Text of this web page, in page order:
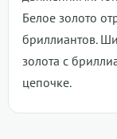
Белое золото
бриллиантов.
золота с
цепочке.